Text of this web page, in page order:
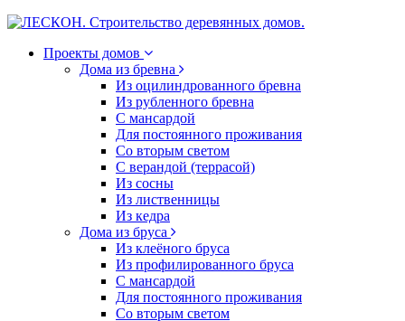
Проекты домов
Дома из бревна
Из оцилиндрованного бревна
Из рубленного бревна
С мансардой
Для постоянного проживания
Со вторым светом
С верандой (террасой)
Из сосны
Из лиственницы
Из кедра
Дома из бруса
Из клеёного бруса
Из профилированного бруса
С мансардой
Для постоянного проживания
Со вторым светом